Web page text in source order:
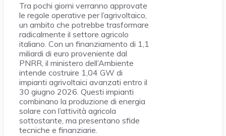
Tra pochi giorni verranno approvate
le regole operative per l’agrivoltaico,
un ambito che potrebbe trasformare
radicalmente il settore agricolo
italiano. Con un finanziamento di 1,1
miliardi di euro proveniente dal
PNRR, il ministero dell’Ambiente
intende costruire 1,04 GW di
impianti agrivoltaici avanzati entro il
30 giugno 2026. Questi impianti
combinano la produzione di energia
solare con l’attività agricola
sottostante, ma presentano sfide
tecniche e finanziarie.